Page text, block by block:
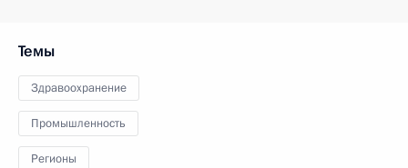
Темы
Здравоохранение
Промышленность
Регионы